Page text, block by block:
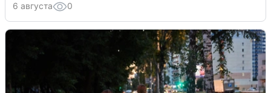
6 августа 0